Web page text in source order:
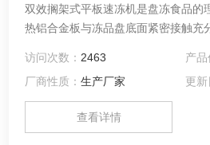
双效搁架式平板速冻机是盘冻食品的
热铝合金板与冻品盘底面紧密接触充
访问次数： 2463 产品
厂商性质：生产厂家 更新
查看详情